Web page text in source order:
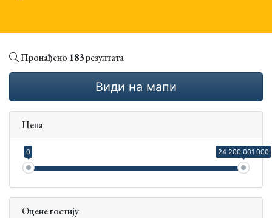
Пронађено 183резултата
Види на мапи
Цена
0 24 200 001 000
Оцене гостију